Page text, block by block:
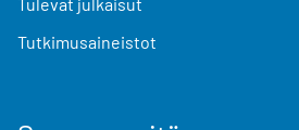
Tutkimusaineistot